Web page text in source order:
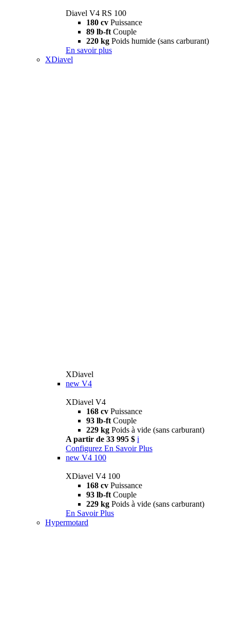
Diavel V4 RS 100
180 cv Puissance
89 lb-ft Couple
220 kg Poids humide (sans carburant)
En savoir plus
XDiavel
XDiavel
new V4
XDiavel V4
168 cv Puissance
93 lb-ft Couple
229 kg Poids à vide (sans carburant)
A partir de 33 995 $ i
Configurez En Savoir Plus
new V4 100
XDiavel V4 100
168 cv Puissance
93 lb-ft Couple
229 kg Poids à vide (sans carburant)
En Savoir Plus
Hypermotard